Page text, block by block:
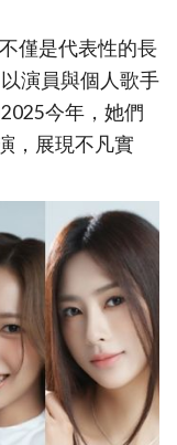
僅是代表性的長
演員與個人歌手
今年，她們
，展現不凡實